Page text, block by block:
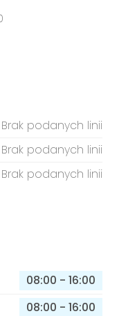
Brak podanych linii
Brak podanych linii
Brak podanych linii
08:00 - 16:00
08:00 - 16:00